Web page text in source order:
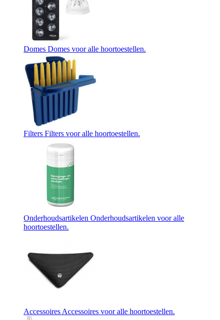
Domes Domes voor alle hoortoestellen.
Filters Filters voor alle hoortoestellen.
Onderhoudsartikelen Onderhoudsartikelen voor alle
hoortoestellen.
Accessoires Accessoires voor alle hoortoestellen.